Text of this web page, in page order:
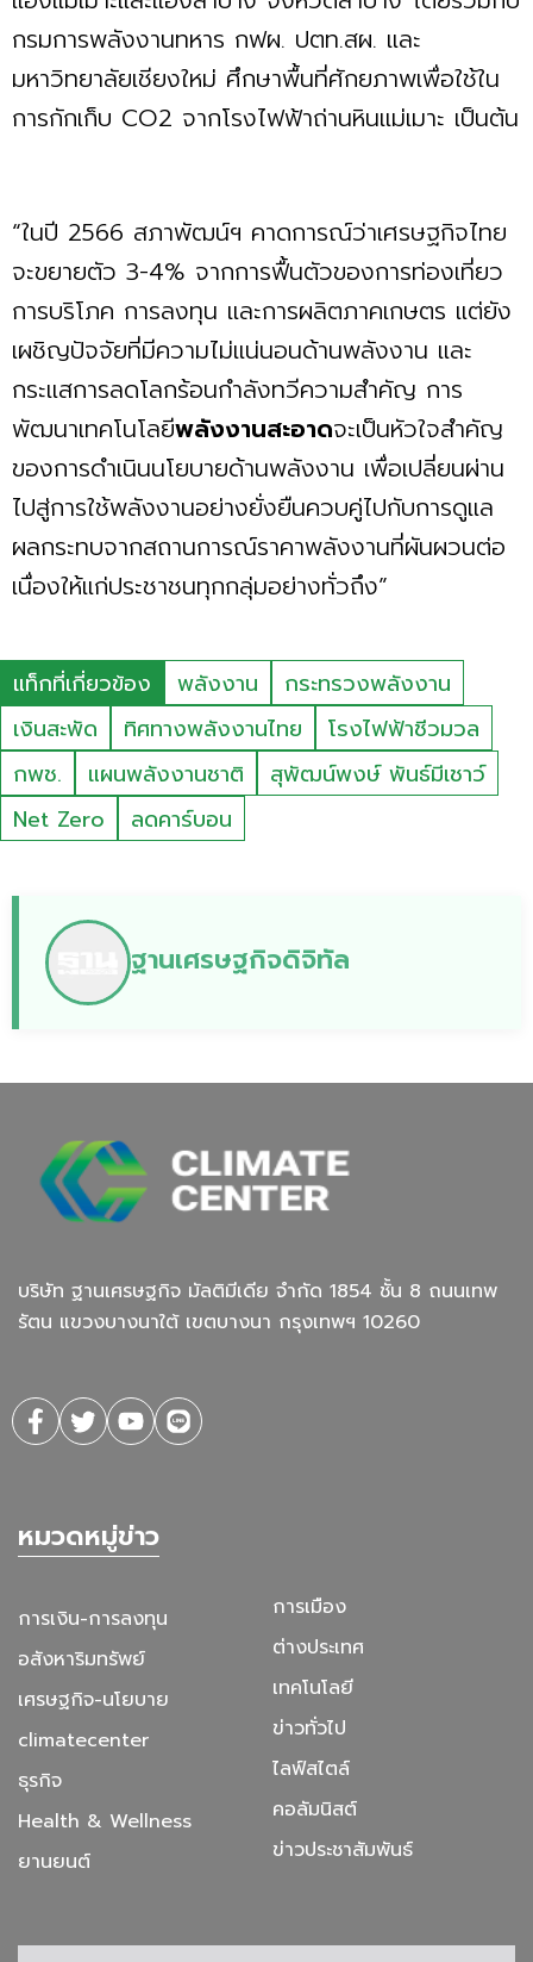
กรมการพลังงานทหาร กฟผ. ปตท.สผ. และ
มหาวิทยาลัยเชียงใหม่ ศึกษาพื้นที่ศักยภาพเพื่อใช้ใน
การกักเก็บ CO2 จากโรงไฟฟ้าถ่านหินแม่เมาะ เป็นต้น
“ในปี 2566 สภาพัฒน์ฯ คาดการณ์ว่าเศรษฐกิจไทย
จะขยายตัว 3-4% จากการฟื้นตัวของการท่องเที่ยว
การบริโภค การลงทุน และการผลิตภาคเกษตร แต่ยัง
เผชิญปัจจัยที่มีความไม่แน่นอนด้านพลังงาน และ
กระแสการลดโลกร้อนกำลังทวีความสำคัญ การ
พัฒนาเทคโนโลยีพลังงานสะอาดจะเป็นหัวใจสำคัญ
ของการดำเนินนโยบายด้านพลังงาน เพื่อเปลี่ยนผ่าน
ไปสู่การใช้พลังงานอย่างยั่งยืนควบคู่ไปกับการดูแล
ผลกระทบจากสถานการณ์ราคาพลังงานที่ผันผวนต่อ
เนื่องให้แก่ประชาชนทุกกลุ่มอย่างทั่วถึง”
แท็กที่เกี่ยวข้อง พลังงาน
กระทรวงพลังงาน
เงินสะพัด
ทิศทางพลังงานไทย
โรงไฟฟ้าชีวมวล
กพช.
แผนพลังงานชาติ
สุพัฒน์พงษ์ พันธ์มีเชาว์
Net Zero
ลดคาร์บอน
ฐานเศรษฐกิจดิจิทัล
บริษัท ฐานเศรษฐกิจ มัลติมีเดีย จํากัด 1854 ชั้น 8 ถนนเทพ
รัตน แขวงบางนาใต้ เขตบางนา กรุงเทพฯ 10260
หมวดหมู่ข่าว
การเงิน-การลงทุน
อสังหาริมทรัพย์
เศรษฐกิจ-นโยบาย
climatecenter
ธุรกิจ
Health & Wellness
ยานยนต์
การเมือง
ต่างประเทศ
เทคโนโลยี
ข่าวทั่วไป
ไลฟ์สไตล์
คอลัมนิสต์
ข่าวประชาสัมพันธ์